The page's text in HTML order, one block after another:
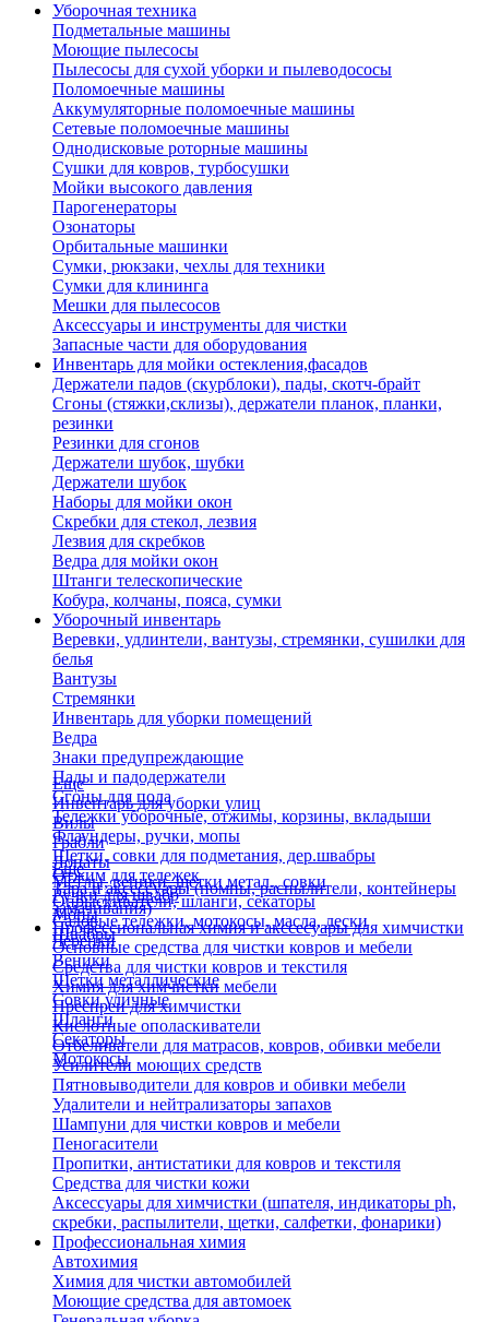
Уборочная техника
Подметальные машины
Моющие пылесосы
Пылесосы для сухой уборки и пылеводососы
Поломоечные машины
Аккумуляторные поломоечные машины
Сетевые поломоечные машины
Однодисковые роторные машины
Сушки для ковров, турбосушки
Мойки высокого давления
Парогенераторы
Озонаторы
Орбитальные машинки
Сумки, рюкзаки, чехлы для техники
Сумки для клининга
Мешки для пылесосов
Аксессуары и инструменты для чистки
Запасные части для оборудования
Инвентарь для мойки остекления,фасадов
Держатели падов (скурблоки), пады, скотч-брайт
Сгоны (стяжки,склизы), держатели планок, планки,
резинки
Резинки для сгонов
Держатели шубок, шубки
Держатели шубок
Наборы для мойки окон
Скребки для стекол, лезвия
Лезвия для скребков
Ведра для мойки окон
Штанги телескопические
Кобура, колчаны, пояса, сумки
Уборочный инвентарь
Веревки, удлинтели, вантузы, стремянки, сушилки для
белья
Вантузы
Стремянки
Инвентарь для уборки помещений
Ведра
Знаки предупреждающие
Пады и падодержатели
Сгоны для пола
Тележки уборочные, отжимы, корзины, вкладыши
Флаундеры, ручки, мопы
Щетки, совки для подметания, дер.швабры
Отжим для тележек
Ручки для швабр
Мопы
Швабры
Еще
Инвентарь для уборки улиц
Вилы
Грабли
Лопаты
Метлы, веники, щетки метал., совки
Опрыскиватели, шланги, секаторы
Садовые тележки, мотокосы, масла, лески
Черенки
Веники
Щетки металлические
Совки уличные
Шланги
Секаторы
Мотокосы
Еще
Тара и аксессуары (помпы, распылители, контейнеры
замачивания)
Профессиональная химия и акссесуары для химчистки
Основные средства для чистки ковров и мебели
Средства для чистки ковров и текстиля
Химия для химчистки мебели
Преспреи для химчистки
Кислотные ополаскиватели
Отбеливатели для матрасов, ковров, обивки мебели
Усилители моющих средств
Пятновыводители для ковров и обивки мебели
Удалители и нейтрализаторы запахов
Шампуни для чистки ковров и мебели
Пеногасители
Пропитки, антистатики для ковров и текстиля
Средства для чистки кожи
Аксессуары для химчистки (шпателя, индикаторы ph,
скребки, распылители, щетки, салфетки, фонарики)
Профессиональная химия
Автохимия
Химия для чистки автомобилей
Моющие средства для автомоек